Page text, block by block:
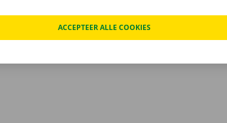
ACCEPTEER ALLE COOKIES